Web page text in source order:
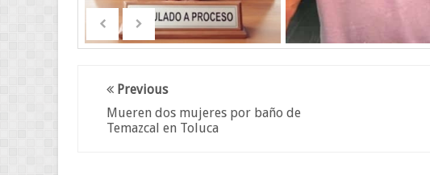
Previous
Mueren dos mujeres por baño de
Temazcal en Toluca